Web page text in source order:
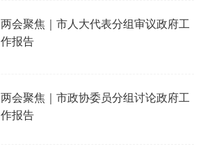
两会聚焦｜市人大代表分组审议政府工
作报告
两会聚焦｜市政协委员分组讨论政府工
作报告